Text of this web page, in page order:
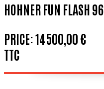
HOHNER FUN FLASH 96
PRICE:14 500,00 €
TTC